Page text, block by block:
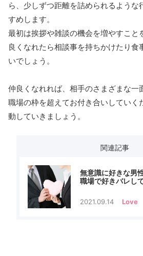
ら、少しずつ距離を詰められるような
すめします。
最初は挨拶や雑談の機会を増やすこと
良くなれたら相談事を持ちかけたり食
いでしょう。
仲良くなれれば、相手のさまざまな一
職場の枠を超えてお付き合いしていく
動していきましょう。
関連記事
無意識に好きな男
職場で好きバレし
2021.09.14 Love